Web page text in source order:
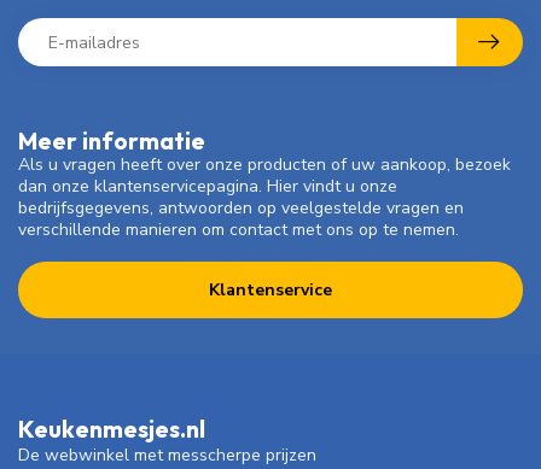
Meer informatie
Als u vragen heeft over onze producten of uw aankoop, bezoek
dan onze klantenservicepagina. Hier vindt u onze
bedrijfsgegevens, antwoorden op veelgestelde vragen en
verschillende manieren om contact met ons op te nemen.
Klantenservice
Keukenmesjes.nl
De webwinkel met messcherpe prijzen